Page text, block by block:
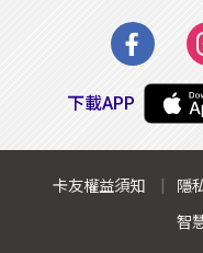
下載APP
卡友權益須知 隱
智